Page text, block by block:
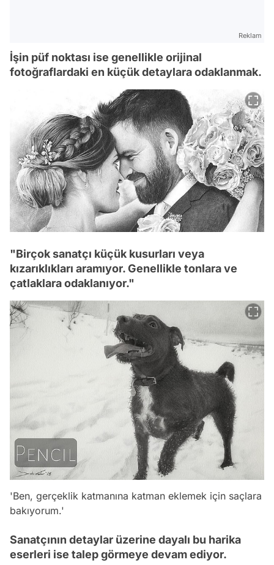
Reklam
İşin püf noktası ise genellikle orijinal
fotoğraflardaki en küçük detaylara odaklanmak.
"Birçok sanatçı küçük kusurları veya
kızarıklıkları aramıyor. Genellikle tonlara ve
çatlaklara odaklanıyor."
'Ben, gerçeklik katmanına katman eklemek için saçlara
bakıyorum.'
Sanatçının detaylar üzerine dayalı bu harika
eserleri ise talep görmeye devam ediyor.